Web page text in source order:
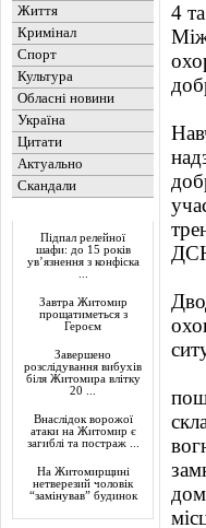
Життя
Кримінал
Спорт
Культура
Обласні новини
Україна
Цитати
Актуально
Скандали
Підпал релейної
шафи: до 15 років
ув’язнення з конфіска
Завтра Житомир
прощатиметься з
Героєм
Завершено
розслідування вибухів
біля Житомира влітку
20 ...
Внаслідок ворожої
атаки на Житомир є
загиблі та постраж ...
На Житомирщині
нетверезий чоловік
“замінував” будинок
4